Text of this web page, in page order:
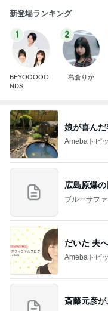
新登場ランキング
1
BEYOOOOO
NDS
2
島倉りか
娘が喜ん
Amebaトピ
広島原爆
ブルーサフ
だいた 夫
Amebaトピ
斎藤元彦